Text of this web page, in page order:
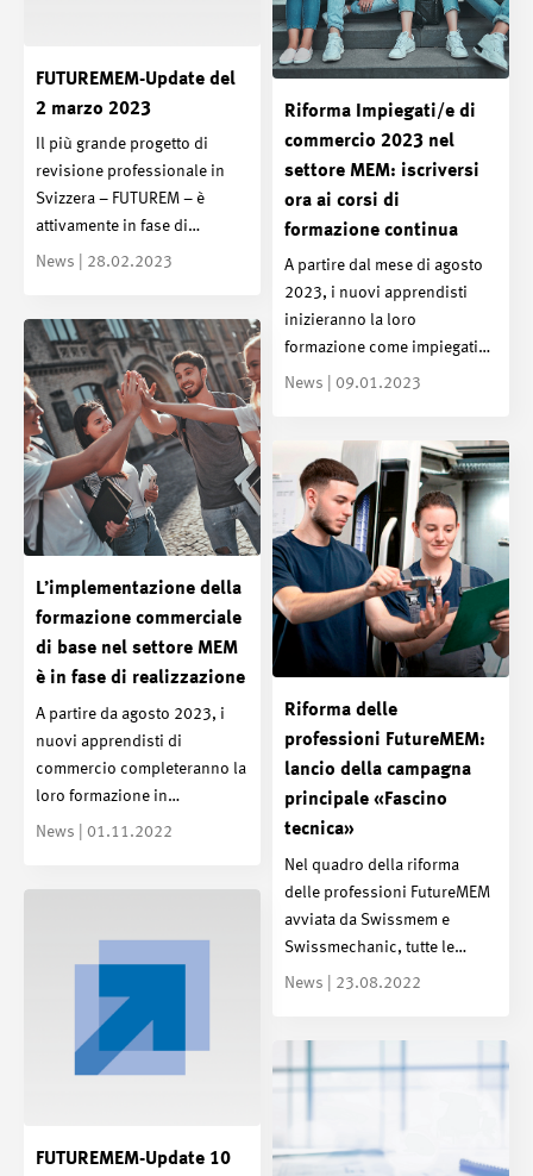
FUTUREMEM-Update del
2 marzo 2023
Il più grande progetto di
revisione professionale in
Svizzera – FUTUREM – è
attivamente in fase di…
News | 28.02.2023
Riforma Impiegati/e di
commercio 2023 nel
settore MEM: iscriversi
ora ai corsi di
formazione continua
A partire dal mese di agosto
2023, i nuovi apprendisti
inizieranno la loro
formazione come impiegati…
News | 09.01.2023
L’implementazione della
formazione commerciale
di base nel settore MEM
è in fase di realizzazione
A partire da agosto 2023, i
nuovi apprendisti di
commercio completeranno la
loro formazione in…
News | 01.11.2022
Riforma delle
professioni FutureMEM:
lancio della campagna
principale «Fascino
tecnica»
Nel quadro della riforma
delle professioni FutureMEM
avviata da Swissmem e
Swissmechanic, tutte le…
News | 23.08.2022
FUTUREMEM-Update 10